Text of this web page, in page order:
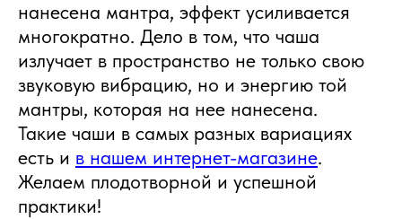
нанесена мантра, эффект усиливается
многократно. Дело в том, что чаша
излучает в пространство не только свою
звуковую вибрацию, но и энергию той
мантры, которая на нее нанесена.
Такие чаши в самых разных вариациях
есть и в нашем интернет-магазине.
Желаем плодотворной и успешной
практики!